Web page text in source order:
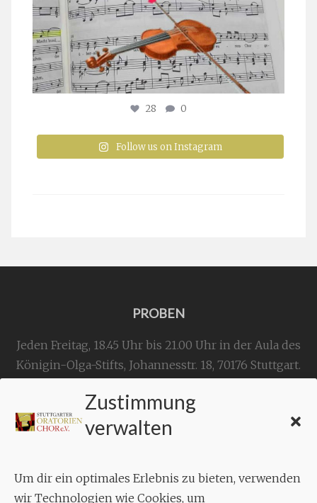
Zustimmung
verwalten
Um dir ein optimales Erlebnis zu bieten, verwenden
wir Technologien wie Cookies, um
28 0
Follow us on Instagram
PROBEN
Jeden Freitag, 18.45 Uhr bis 21.00 Uhr in der Aula des
Königin-Olga-Stifts, Johannesstr. 18, 70176 Stuttgart.
KONTAKT
Geschäftsstelle:
Aixheimer Str. 18
70619 Stuttgart